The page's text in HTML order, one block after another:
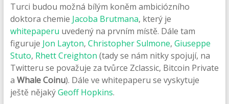
Turci budou možná bílým koněm ambiciózního
doktora chemie Jacoba Brutmana, který je
whitepaperu uvedený na prvním místě. Dále tam
figuruje Jon Layton, Christopher Sulmone, Giuseppe
Stuto, Rhett Creighton (tady se nám nitky spojují, na
Twitteru se považuje za tvůrce Zclassic, Bitcoin Private
a Whale Coinu). Dále ve whitepaperu se vyskytuje
ještě nějakýGeoff Hopkins.